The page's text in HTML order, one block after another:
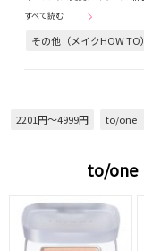
すべて読む
その他（メイクHOW TO）
2201円～4999円 to/one（
to/one